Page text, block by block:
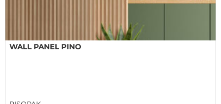
WALL PANEL PINO